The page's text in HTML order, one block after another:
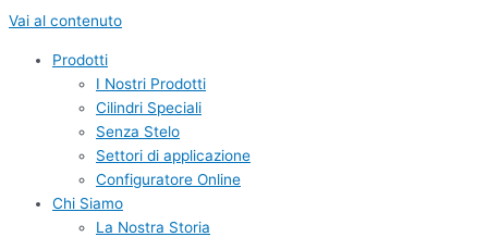
Vai al contenuto
Prodotti
I Nostri Prodotti
Cilindri Speciali
Senza Stelo
Settori di applicazione
Configuratore Online
Chi Siamo
La Nostra Storia